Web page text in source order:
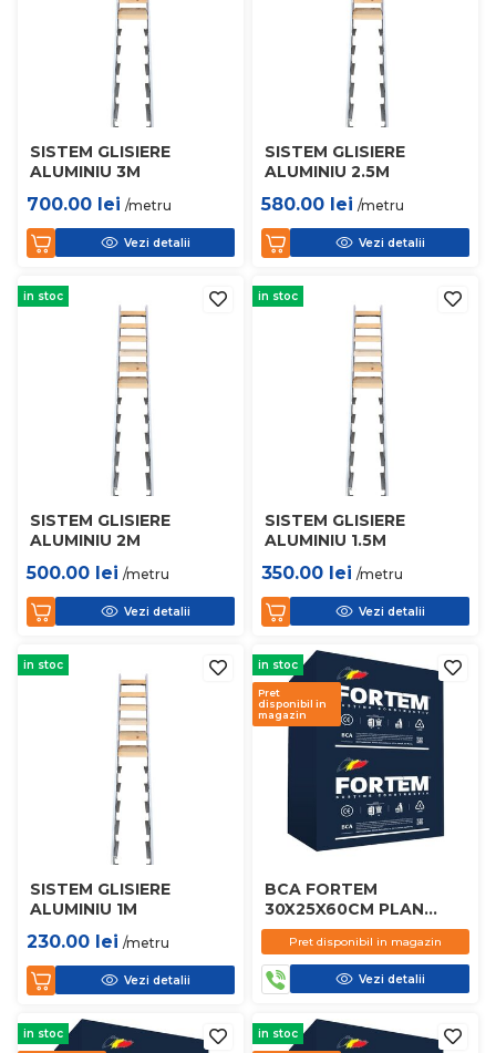
SISTEM GLISIERE
ALUMINIU 3M
700.00 lei /metru
Vezi detalii
SISTEM GLISIERE
ALUMINIU 2.5M
580.00 lei /metru
Vezi detalii
in stoc
SISTEM GLISIERE
ALUMINIU 2M
500.00 lei /metru
Vezi detalii
in stoc
SISTEM GLISIERE
ALUMINIU 1.5M
350.00 lei /metru
Vezi detalii
in stoc
SISTEM GLISIERE
ALUMINIU 1M
230.00 lei /metru
Vezi detalii
in stoc
Pret
disponibil in
magazin
BCA FORTEM
30X25X60CM PLAN
D450
Pret disponibil in magazin
Vezi detalii
in stoc in stoc